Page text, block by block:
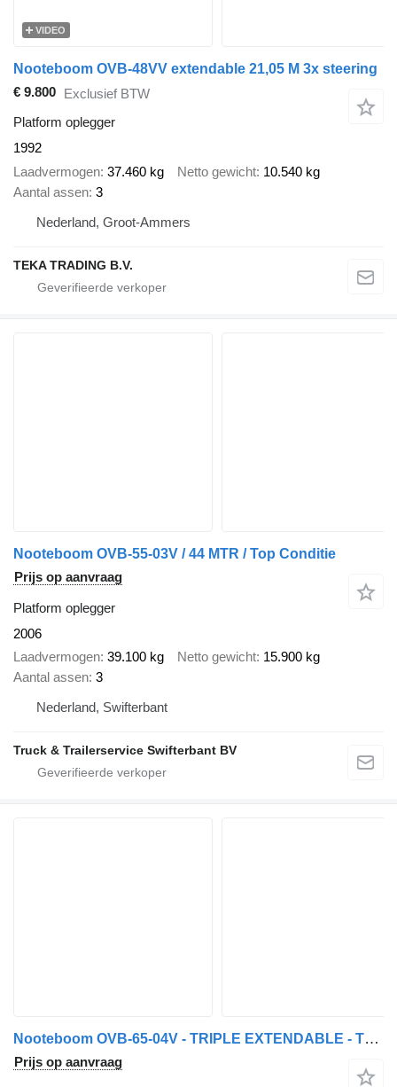
VIDEO
Nooteboom OVB-48VV extendable 21,05 M 3x steering
€ 9.800 Exclusief BTW
Platform oplegger
1992
Laadvermogen 37.460 kg Netto gewicht 10.540 kg
Aantal assen 3
Nederland, Groot-Ammers
TEKA TRADING B.V.
Nooteboom OVB-55-03V / 44 MTR / Top Conditie
Prijs op aanvraag
Platform oplegger
2006
Laadvermogen 39.100 kg Netto gewicht 15.900 kg
Aantal assen 3
Nederland, Swifterbant
Truck & Trailerservice Swifterbant BV
Nooteboom OVB-65-04V - TRIPLE EXTENDABLE - TOTAL 43,76 METER
Prijs op aanvraag